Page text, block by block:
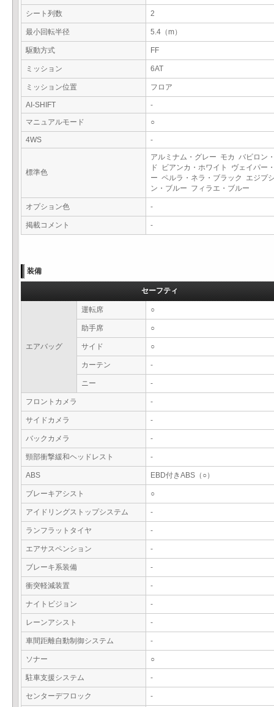
シート列数 2
最小回転半径 5.4（m）
駆動方式 FF
ミッション 6AT
ミッション位置 フロア
AI-SHIFT
-
マニュアルモード
○
4WS -
標準色
アルミナム・グレー モカ バビロン
ド ビアンカ・ホワイト ヴェイパー
ー ペルラ・ネラ・ブラック エジプ
ン・ブルー フィラエ・ブルー
オプション色 -
掲載コメント -
装備
セーフティ
エアバッグ
運転席 ○
助手席 ○
サイド ○
カーテン -
ニー -
フロントカメラ -
サイドカメラ -
バックカメラ -
頸部衝撃緩和ヘッドレスト -
ABS EBD付きABS（○）
ブレーキアシスト ○
アイドリングストップシステム -
ランフラットタイヤ -
エアサスペンション -
ブレーキ系装備 -
衝突軽減装置 -
ナイトビジョン -
レーンアシスト -
車間距離自動制御システム -
ソナー ○
駐車支援システム -
センターデフロック -